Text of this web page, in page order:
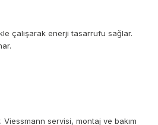
çalışarak enerji tasarrufu sağlar.
servisi, montaj ve bakım